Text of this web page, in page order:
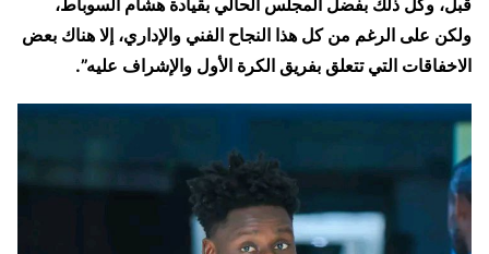
ولكن على الرغم من كل هذا النجاح الفني والإداري، إلا هناك بعض
الاخفاقات التي تتعلق بفريق الكرة الأول والإشراف عليه”.